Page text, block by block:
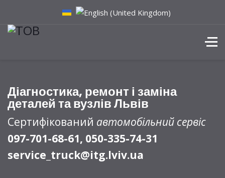
Діагностика, ремонт і заміна
деталей та вузлів Львів
Сертифікований автомобільний сервіс
097-701-68-61, 050-335-74-31
service_truck@itg.lviv.ua